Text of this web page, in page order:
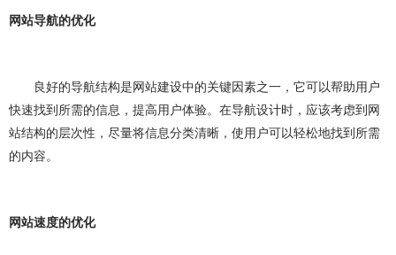
成都网站建设
网站建设问题 企业建站 建网站 小程序开发
做小程序 企业小程序开发 企业小程序制作
网站导航的优化
良好的导航结构是网站建设中的关键因素之一，它可以帮助用户
快速找到所需的信息，提高用户体验。在导航设计时，应该考虑到网
站结构的层次性，尽量将信息分类清晰，使用户可以轻松地找到所需
的内容。
网站速度的优化